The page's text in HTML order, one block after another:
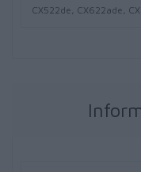
CX522de, CX622ade,